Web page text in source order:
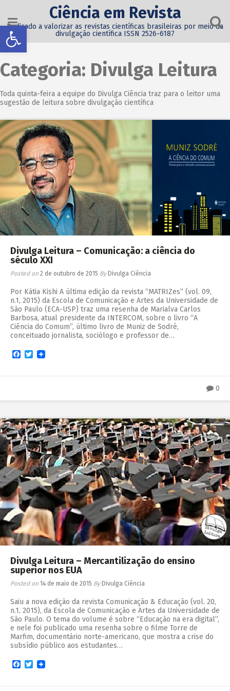
Abrir a barra de ferramentas
Ciência em Revista
Dedicado a valorizar as revistas científicas brasileiras por meio da
divulgação científica ISSN 2526-6187
Categoria: Divulga Leitura
Toda quinta-feira a equipe do Divulga Ciência traz para o leitor uma
sugestão de leitura sobre divulgação científica
Divulga Leitura – Comunicação: a ciência do
século XXI
Posted on 2 de outubro de 2015 By Divulga Ciência
Por Kátia Kishi A última edição da revista “MATRIZes” (vol. 09,
n.1, 2015) da Escola de Comunicação e Artes da Universidade de
São Paulo (ECA-USP) traz uma resenha de Marialva Carlos
Barbosa, atual presidente da INTERCOM, sobre o livro “A
Ciência do Comum”, último livro de Muniz de Sodré,
conceituado jornalista, sociólogo e professor de…
Facebook
Twitter
0
Divulga Leitura – Mercantilização do ensino
superior nos EUA
Posted on 14 de maio de 2015 By Divulga Ciência
Saiu a nova edição da revista Comunicação & Educação (vol. 20,
n.1, 2015), da Escola de Comunicação e Artes da Universidade de
São Paulo. O tema do volume é sobre “Educação na era digital”,
e nele foi publicado uma resenha sobre o filme Torre de
Marfim, documentário norte-americano, que mostra a crise do
subsídio público aos estudantes…
Facebook
Twitter